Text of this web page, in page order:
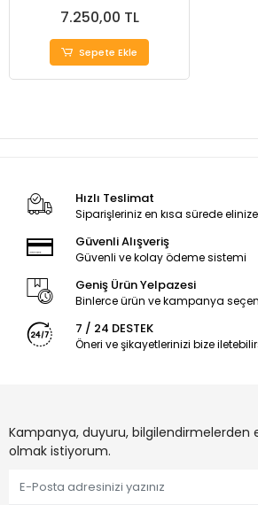
7.250,00 TL
Sepete Ekle
Hızlı Teslimat
Siparişleriniz en kısa sürede elinize
Güvenli Alışveriş
Güvenli ve kolay ödeme sistemi
Geniş Ürün Yelpazesi
Binlerce ürün ve kampanya
7 / 24 DESTEK
Öneri ve şikayetlerinizi bize
Kampanya, duyuru,
olmak istiyorum.